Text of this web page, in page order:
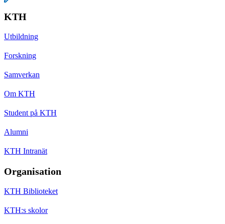
KTH
Utbildning
Forskning
Samverkan
Om KTH
Student på KTH
Alumni
KTH Intranät
Organisation
KTH Biblioteket
KTH:s skolor